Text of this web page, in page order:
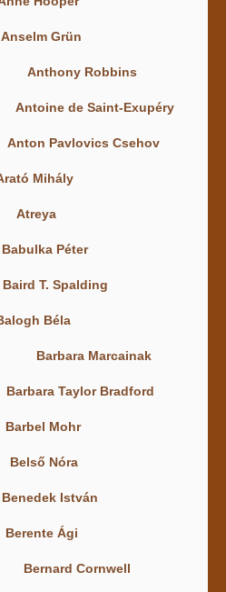
Anselm Grün
Anthony Robbins
Antoine de Saint-Exupéry
Anton Pavlovics Csehov
Mihály
Atreya
Babulka Péter
Baird T. Spalding
Béla
Barbara Marcainak
Barbara Taylor Bradford
Barbel Mohr
Belső Nóra
Benedek István
Berente Ági
Bernard Cornwell